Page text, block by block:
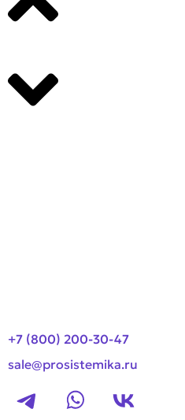
+7 (800) 200-30-47
sale@prosistemika.ru